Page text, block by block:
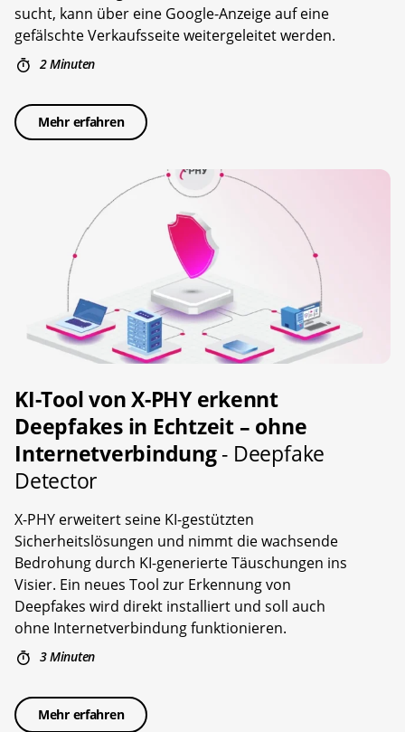
sucht, kann über eine Google-Anzeige auf eine
gefälschte Verkaufsseite weitergeleitet werden.
2 Minuten
Mehr erfahren
KI-Tool von X-PHY erkennt
Deepfakes in Echtzeit – ohne
Internetverbindung- Deepfake
Detector
X-PHY erweitert seine KI-gestützten
Sicherheitslösungen und nimmt die wachsende
Bedrohung durch KI-generierte Täuschungen ins
Visier. Ein neues Tool zur Erkennung von
Deepfakes wird direkt installiert und soll auch
ohne Internetverbindung funktionieren.
3 Minuten
Mehr erfahren